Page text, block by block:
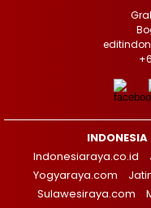
Indonesiaraya.co.id
Yogyaraya.com
Sulawesiraya.com